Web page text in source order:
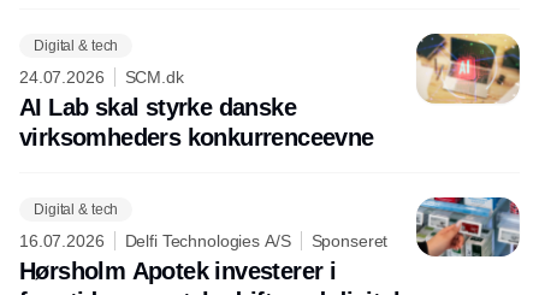
Digital & tech
24.07.2026 SCM.dk
AI Lab skal styrke danske
virksomheders konkurrenceevne
Digital & tech
16.07.2026 Delfi Technologies A/S Sponseret
Hørsholm Apotek investerer i